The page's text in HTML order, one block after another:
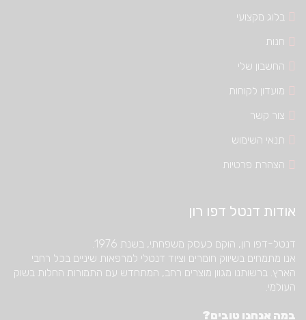
בלוג מקצועי
חנות
החשבון שלי
מועדון לקוחות
צור קשר
תנאי השימוש
הצהרת פרטיות
אודות דנטל דפו רון
דנטל-דפו רון, הוקם כעסק משפחתי, בשנת 1976.
אנו מתמחים בשיווק חומרים וציוד דנטלי למרפאות שיניים בכל רחבי
הארץ. ברשותנו מגוון מוצרים רחב, המתחדש עם התמורות החלות בשוק
העולמי.
במה אנחנו טובים?